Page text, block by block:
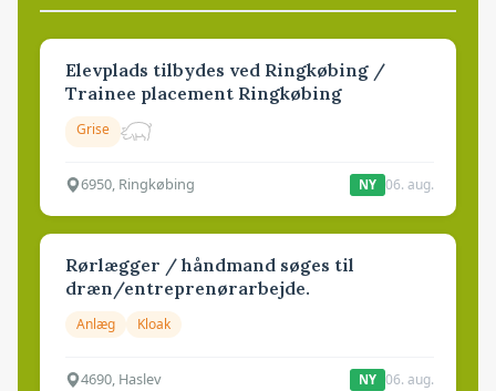
Elevplads tilbydes ved Ringkøbing /
Trainee placement Ringkøbing
Grise
6950, Ringkøbing NY 06. aug.
Rørlægger / håndmand søges til
dræn/entreprenørarbejde.
Anlæg Kloak
4690, Haslev NY 06. aug.